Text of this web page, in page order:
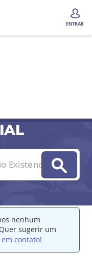
ENTRAR
nenhum
Quer sugerir um
contato!